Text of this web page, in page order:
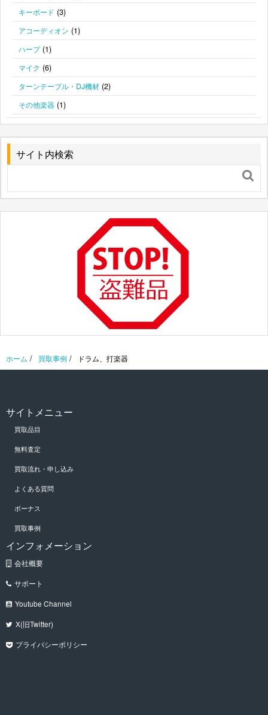
キーボード (3)
アコーディオン (1)
ハープ(1)
マイク (6)
ターンテーブル・DJ機材 (2)
その他楽器 (1)
サイト内検索

ホーム / 買取事例 / ドラム、打楽器
サイトメニュー
買取品目
無料査定
買取流れ・申し込み
よくある質問
ボーナス
買取事例
インフォメーション
会社概要
サポート
Youtube Channel
X(旧Twitter)
プライバシーポリシー